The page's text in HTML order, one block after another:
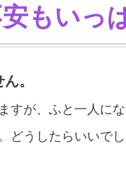
もいっ
。
すが、ふと一人に
どうしたらいいでし